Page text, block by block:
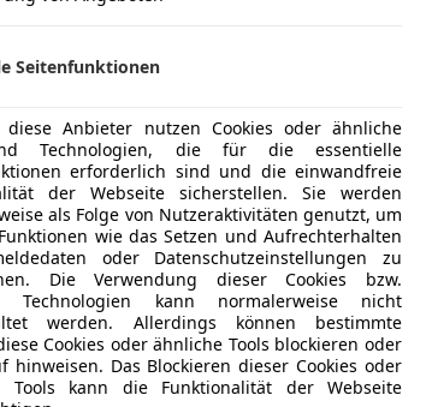
01/2020 55 000 km
Seitenfunktionen
Anbieter nutzen Cookies oder ähnliche
Technologien, die für die essentielle
erforderlich sind und die einwandfreie
der Webseite sicherstellen. Sie werden
als Folge von Nutzeraktivitäten genutzt, um
wie das Setzen und Aufrechterhalten
oder Datenschutzeinstellungen zu
Die Verwendung dieser Cookies bzw.
Technologien kann normalerweise nicht
werden. Allerdings können bestimmte
Cookies oder ähnliche Tools blockieren oder
hinweisen. Das Blockieren dieser Cookies oder
Tools kann die Funktionalität der Webseite